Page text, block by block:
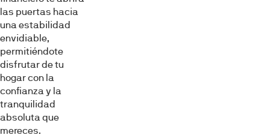
las puertas hacia
una estabilidad
envidiable,
permitiéndote
disfrutar de tu
hogar con la
confianza y la
tranquilidad
absoluta que
mereces.